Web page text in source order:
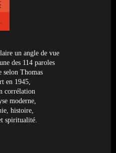
un angle de vue
des 114 paroles
selon Thomas
en 1945,
corrélation
moderne,
histoire,
spiritualité.